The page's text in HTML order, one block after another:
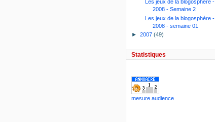
Les jeux de la blogosphère -
2008 - Semaine 2
Les jeux de la blogosphère -
2008 - semaine 01
► 2007 (49)
Statistiques
mesure audience